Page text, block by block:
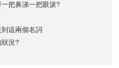
把鼻涕一把眼淚?
這兩個名詞
狀況?